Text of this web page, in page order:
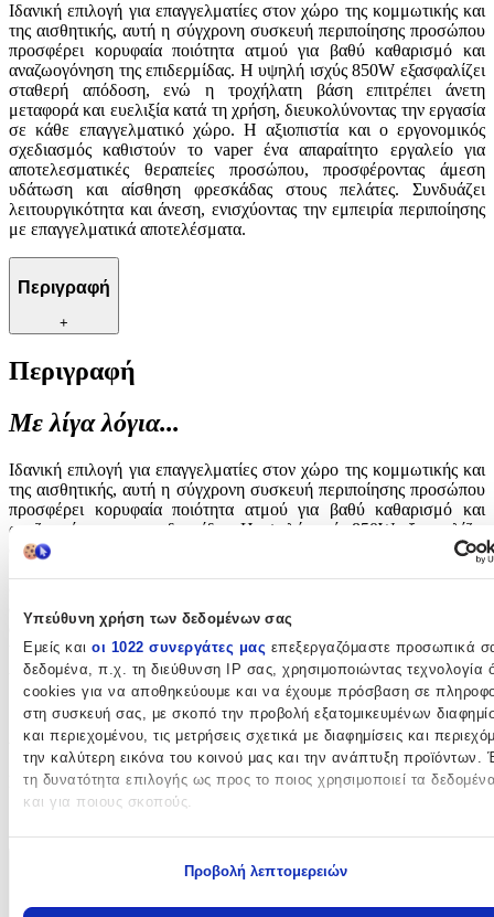
Υπεύθυνη χρήση των δεδομένων σας
Εμείς και οι 1022 συνεργάτες μας επεξεργαζόμαστε προσωπικά
δεδομένα, π.χ. τη διεύθυνση IP σας, χρησιμοποιώντας τεχνολογία
cookies για να αποθηκεύουμε και να έχουμε πρόσβαση σε
στη συσκευή σας, με σκοπό την προβολή εξατομικευμένων
και περιεχομένου, τις μετρήσεις σχετικά με διαφημίσεις και
την καλύτερη εικόνα του κοινού μας και την ανάπτυξη προϊόντων.
τη δυνατότητα επιλογής ως προς το ποιος χρησιμοποιεί τα
και για ποιους σκοπούς.
Να συλλέξουμε πληροφορίες σχετικά με τη γεωγραφική σας
Προβολή λεπτομερειών
Ιδανική επιλογή για επαγγελματίες στον χώρο της κομμωτικής και
της αισθητικής, αυτή η σύγχρονη συσκευή περιποίησης προσώπου
προσφέρει κορυφαία ποιότητα ατμού για βαθύ καθαρισμό και
αναζωογόνηση της επιδερμίδας. Η υψηλή ισχύς 850W εξασφαλίζει
σταθερή απόδοση, ενώ η τροχήλατη βάση επιτρέπει άνετη
μεταφορά και ευελιξία κατά τη χρήση, διευκολύνοντας την εργασία
σε κάθε επαγγελματικό χώρο. Η αξιοπιστία και ο εργονομικός
σχεδιασμός καθιστούν το vaper ένα απαραίτητο εργαλείο για
αποτελεσματικές θεραπείες προσώπου, προσφέροντας άμεση
υδάτωση και αίσθηση φρεσκάδας στους πελάτες. Συνδυάζει
λειτουργικότητα και άνεση, ενισχύοντας την εμπειρία περιποίησης
με επαγγελματικά αποτελέσματα.
Περιγραφή
+
Περιγραφή
Με λίγα λόγια...
Ιδανική επιλογή για επαγγελματίες στον χώρο της κομμωτικής και
της αισθητικής, αυτή η σύγχρονη συσκευή περιποίησης προσώπου
προσφέρει κορυφαία ποιότητα ατμού για βαθύ καθαρισμό και
αναζωογόνηση της επιδερμίδας. Η υψηλή ισχύς 850W εξασφαλίζει
σταθερή απόδοση, ενώ η τροχήλατη βάση επιτρέπει άνετη
μεταφορά και ευελιξία κατά τη χρήση, διευκολύνοντας την εργασία
σχεδιασμός καθιστούν το vaper ένα απαραίτητο εργαλείο για
αποτελεσματικές θεραπείες προσώπου, προσφέροντας άμεση
υδάτωση και αίσθηση φρεσκάδας στους πελάτες. Συνδυάζει
λειτουργικότητα και άνεση, ενισχύοντας την εμπειρία περιποίησης
με επαγγελματικά αποτελέσματα.
Χαρακτηριστικά
Είδος: